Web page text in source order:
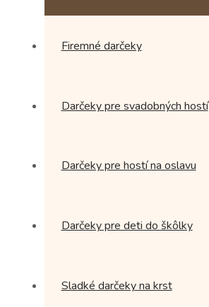
Firemné darčeky
Darčeky pre svadobných hostí
Darčeky pre hostí na oslavu
Darčeky pre deti do škôlky
Sladké darčeky na krst